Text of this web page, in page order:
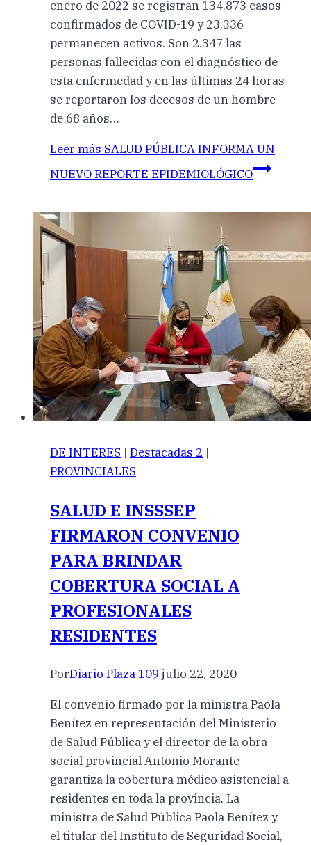
enero de 2022 se registran 134.873 casos
confirmados de COVID-19 y 23.336
permanecen activos. Son 2.347 las
personas fallecidas con el diagnóstico de
esta enfermedad y en las últimas 24 horas
se reportaron los decesos de un hombre
de 68 años…
Leer más SALUD PÚBLICA INFORMA UN
NUEVO REPORTE EPIDEMIOLÓGICO
DE INTERES | Destacadas 2 |
PROVINCIALES
SALUD E INSSSEP
FIRMARON CONVENIO
PARA BRINDAR
COBERTURA SOCIAL A
PROFESIONALES
RESIDENTES
PorDiario Plaza 109 julio 22, 2020
El convenio firmado por la ministra Paola
Benítez en representación del Ministerio
de Salud Pública y el director de la obra
social provincial Antonio Morante
garantiza la cobertura médico asistencial a
residentes en toda la provincia. La
ministra de Salud Pública Paola Benítez y
el titular del Instituto de Seguridad Social,